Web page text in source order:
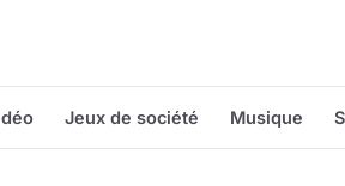
Jeux de société Musique